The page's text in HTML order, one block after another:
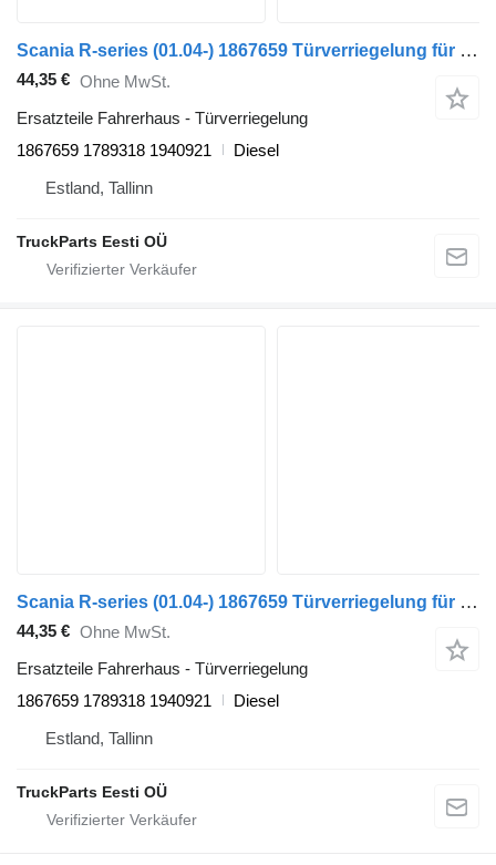
Scania R-series (01.04-) 1867659 Türverriegelung für Scania P,G,R,T-series (2004-2017) Sattelzugmaschine
44,35 € Ohne MwSt.
Ersatzteile Fahrerhaus - Türverriegelung
1867659 1789318 1940921
Diesel
Estland, Tallinn
TruckParts Eesti OÜ
Scania R-series (01.04-) 1867659 Türverriegelung für Scania P,G,R,T-series (2004-2017) Sattelzugmaschine
44,35 € Ohne MwSt.
Ersatzteile Fahrerhaus - Türverriegelung
1867659 1789318 1940921
Diesel
Estland, Tallinn
TruckParts Eesti OÜ